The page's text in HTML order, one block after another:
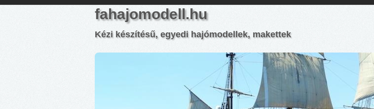
fahajomodell.hu
Kézi készítésű, egyedi hajómodellek, makettek